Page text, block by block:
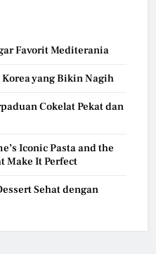
Favorit Mediterania
yang Bikin Nagih
Cokelat Pekat dan
Iconic Pasta and the
Make It Perfect
Sehat dengan